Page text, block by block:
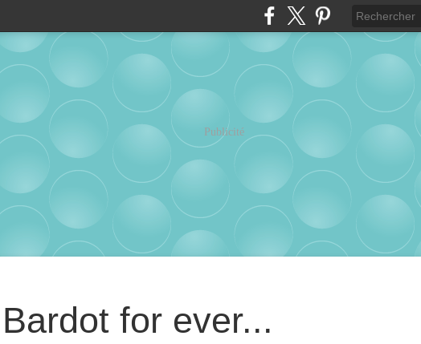
Publicité
for ever...